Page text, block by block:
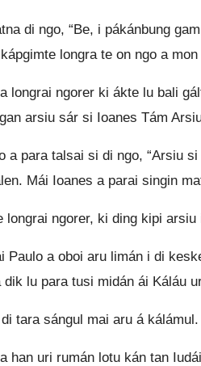
di ngo, “Be, i pákánbung
longra te on ngo a
longrai ngorer ki ákte lu bali
arsiu sár si Ioanes Tám
a para talsai si di ngo, “Arsiu
Mái Ioanes a parai singin
longrai ngorer, ki ding kipi
Paulo a oboi aru limán i di
dik lu para tusi midán ái Káláu
tara sángul mai aru á kálámul.
han uri rumán lotu kán tan